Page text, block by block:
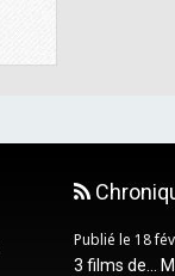
Publié le 18
3 films de...